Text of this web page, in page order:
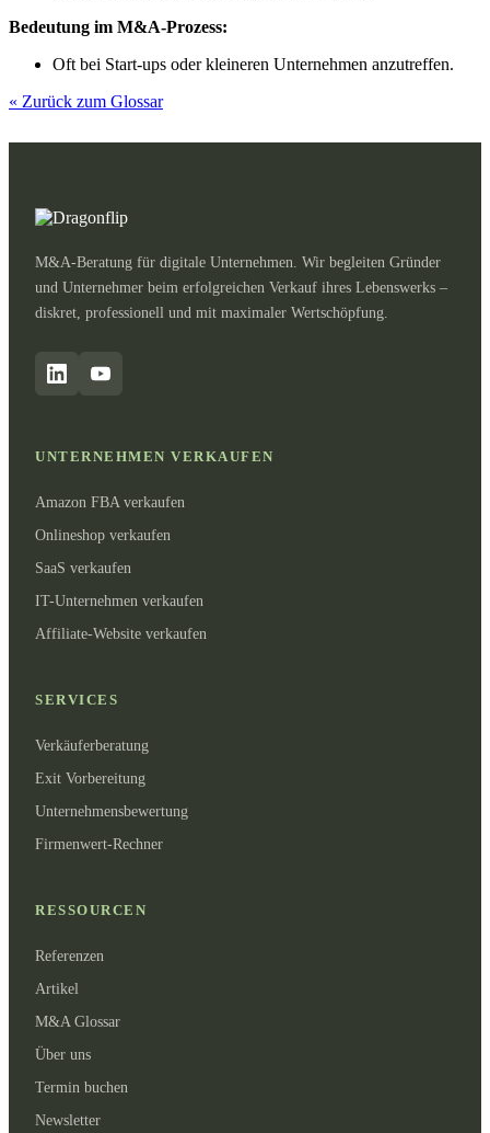
Bedeutung im M&A-Prozess:
Oft bei Start-ups oder kleineren Unternehmen anzutreffen.
« Zurück zum Glossar
M&A-Beratung für digitale Unternehmen. Wir begleiten Gründer
und Unternehmer beim erfolgreichen Verkauf ihres Lebenswerks –
diskret, professionell und mit maximaler Wertschöpfung.
UNTERNEHMEN VERKAUFEN
Amazon FBA verkaufen
Onlineshop verkaufen
SaaS verkaufen
IT-Unternehmen verkaufen
Affiliate-Website verkaufen
SERVICES
Verkäuferberatung
Exit Vorbereitung
Unternehmensbewertung
Firmenwert-Rechner
RESSOURCEN
Referenzen
Artikel
M&A Glossar
Über uns
Termin buchen
Newsletter